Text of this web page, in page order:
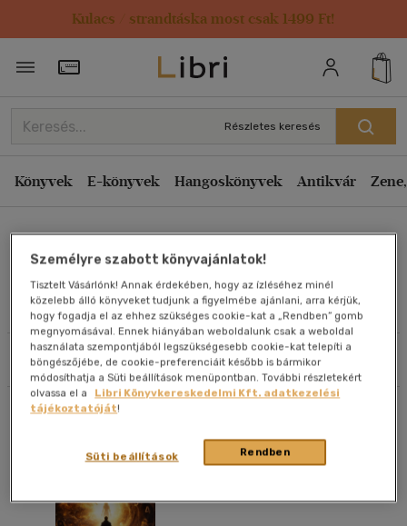
Kulacs / strandtáska most csak 1499 Ft!
Törzsvásárlói Kártya adatai
Részletes keresés
Könyvek E-könyvek Hangoskönyvek Antikvár
Damien Andrew Bell
Művei
Szűrés Rendezés
Rendezés
Kiadás éve szerint csökkenő
Ár szerint csökkenő
Eladott darabszám szerint csökkenő
Eladott darabszám szerint növekvő
Cím szerint A-Z
Szerző szerint A-Z
Megjelenítés
20 db / oldal
Alkalmaz
Személyre szabott könyvajánlatok!
Tisztelt Vásárlónk! Annak érdekében, hogy az ízléséhez minél
közelebb álló könyveket tudjunk a figyelmébe ajánlani, arra kérjük,
hogy fogadja el az ehhez szükséges cookie-kat a „Rendben” gomb
megnyomásával. Ennek hiányában weboldalunk csak a weboldal
használata szempontjából legszükségesebb cookie-kat telepíti a
böngészőjébe, de cookie-preferenciáit később is bármikor
módosíthatja a Süti beállítások menüpontban. További részletekért
olvassa el a
Libri Könyvkereskedelmi Kft. adatkezelési
tájékoztatóját!
Rendben
Süti beállítások